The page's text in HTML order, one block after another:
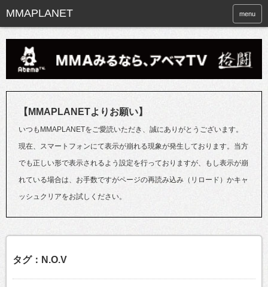
menu
【MMAPLANETよりお願い】
いつもMMAPLANETをご愛読いただき、誠にありがとうございます。
現在、スマートフォンにて表示が崩れる現象が発生しております。当方
でも正しい形で表示されるよう設定を行っておりますが、もし表示が崩
れている場合は、お手数ですがページの再読み込み（リロード）かキャ
ッシュクリアをお試しください。
タグ：N.O.V